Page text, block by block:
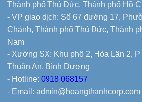
Thành phố Thủ Đức, Thành phố Hồ
- VP giao dịch: Số 67 đường 17,
Chánh, Thành phố Thủ Đức, Thành
Nam
- Xưởng SX: Khu phố 2, Hòa Lân 2, P
Thuận An, Bình Dương
- Hotline: 0918 068157
- Email: admin@hoangthanhcorp.com